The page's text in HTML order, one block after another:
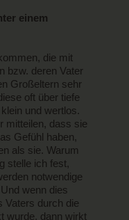
einem
die mit
bzw. deren Vater
Großeltern sehr
oft über tiefe
und wertlos.
mitteilen, dass sie
Gefühl haben,
als sie. Warum
stelle ich fest,
notwendige
wenn dies
Vaters durch die
wurde, dann wirkt